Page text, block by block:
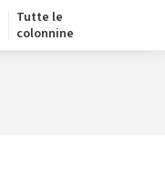
Tutte le
colonnine